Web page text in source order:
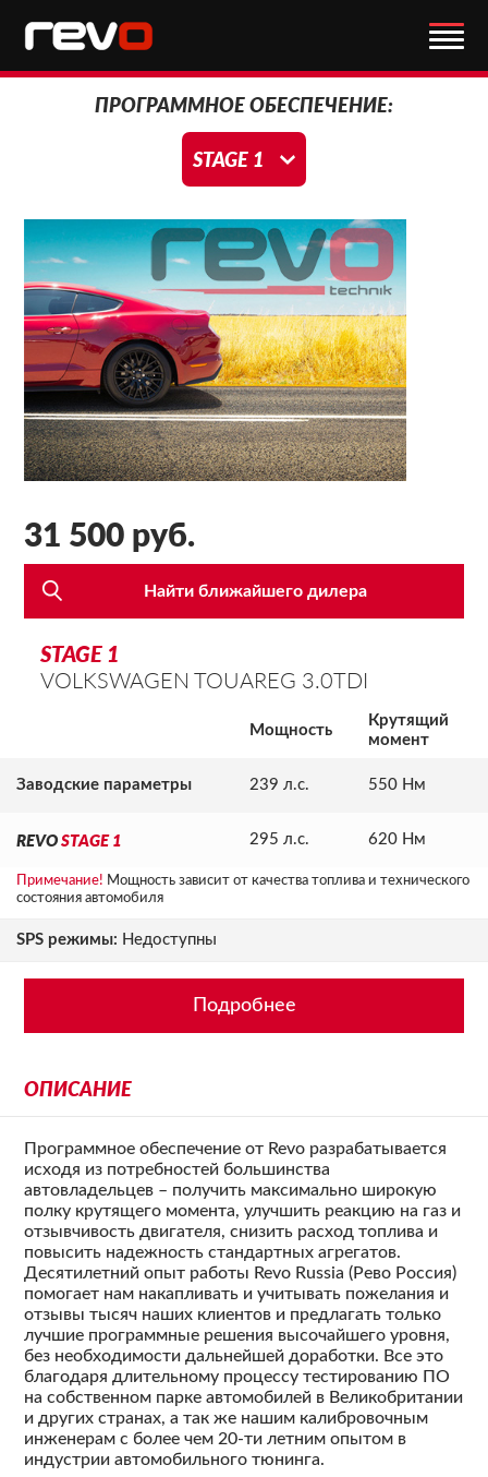
ПРОГРАММНОЕ ОБЕСПЕЧЕНИЕ:
STAGE 1
31 500 руб.
Найти ближайшего дилера
STAGE 1
VOLKSWAGEN TOUAREG 3.0TDI
Мощность
Крутящий
момент
Заводские параметры 239 л.с. 550 Нм
REVOSTAGE 1 295 л.с. 620 Нм
Примечание! Мощность зависит от качества топлива и технического
состояния автомобиля
SPS режимы: Недоступны
Подробнее
ОПИСАНИЕ
Программное обеспечение от Revo разрабатывается
исходя из потребностей большинства
автовладельцев – получить максимально широкую
полку крутящего момента, улучшить реакцию на газ и
отзывчивость двигателя, снизить расход топлива и
повысить надежность стандартных агрегатов.
Десятилетний опыт работы Revo Russia (Рево Россия)
помогает нам накапливать и учитывать пожелания и
отзывы тысяч наших клиентов и предлагать только
лучшие программные решения высочайшего уровня,
без необходимости дальнейшей доработки. Все это
благодаря длительному процессу тестированию ПО
на собственном парке автомобилей в Великобритании
и других странах, а так же нашим калибровочным
инженерам с более чем 20-ти летним опытом в
индустрии автомобильного тюнинга.